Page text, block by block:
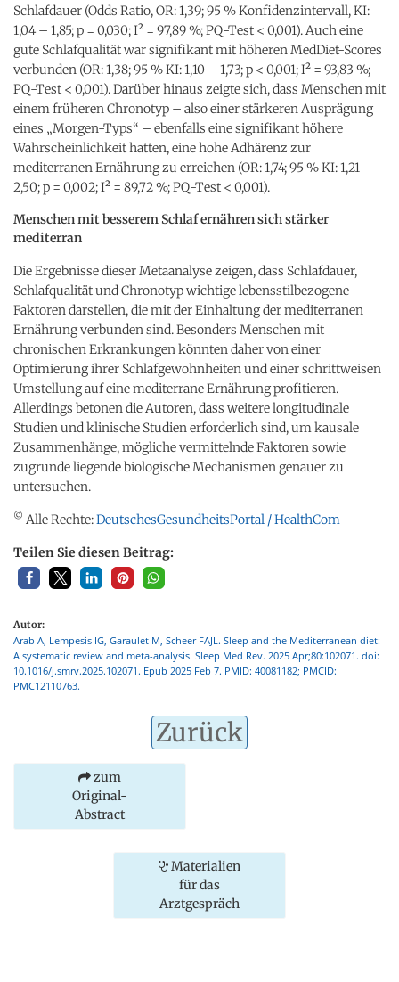
Schlafdauer (Odds Ratio, OR: 1,39; 95 % Konfidenzintervall, KI:
1,04 – 1,85; p = 0,030; I² = 97,89 %; PQ-Test < 0,001). Auch eine
gute Schlafqualität war signifikant mit höheren MedDiet-Scores
verbunden (OR: 1,38; 95 % KI: 1,10 – 1,73; p < 0,001; I² = 93,83 %;
PQ-Test < 0,001). Darüber hinaus zeigte sich, dass Menschen mit
einem früheren Chronotyp – also einer stärkeren Ausprägung
eines „Morgen-Typs“ – ebenfalls eine signifikant höhere
Wahrscheinlichkeit hatten, eine hohe Adhärenz zur
mediterranen Ernährung zu erreichen (OR: 1,74; 95 % KI: 1,21 –
2,50; p = 0,002; I² = 89,72 %; PQ-Test < 0,001).
Menschen mit besserem Schlaf ernähren sich stärker
mediterran
Die Ergebnisse dieser Metaanalyse zeigen, dass Schlafdauer,
Schlafqualität und Chronotyp wichtige lebensstilbezogene
Faktoren darstellen, die mit der Einhaltung der mediterranen
Ernährung verbunden sind. Besonders Menschen mit
chronischen Erkrankungen könnten daher von einer
Optimierung ihrer Schlafgewohnheiten und einer schrittweisen
Umstellung auf eine mediterrane Ernährung profitieren.
Allerdings betonen die Autoren, dass weitere longitudinale
Studien und klinische Studien erforderlich sind, um kausale
Zusammenhänge, mögliche vermittelnde Faktoren sowie
zugrunde liegende biologische Mechanismen genauer zu
untersuchen.
© Alle Rechte:DeutschesGesundheitsPortal / HealthCom
Teilen Sie diesen Beitrag:
Autor:
Arab A, Lempesis IG, Garaulet M, Scheer FAJL. Sleep and the Mediterranean diet:
A systematic review and meta-analysis. Sleep Med Rev. 2025 Apr;80:102071. doi:
10.1016/j.smrv.2025.102071. Epub 2025 Feb 7. PMID: 40081182; PMCID:
PMC12110763.
Zurück
zum
Original-
Abstract
Materialien
für das
Arztgespräch